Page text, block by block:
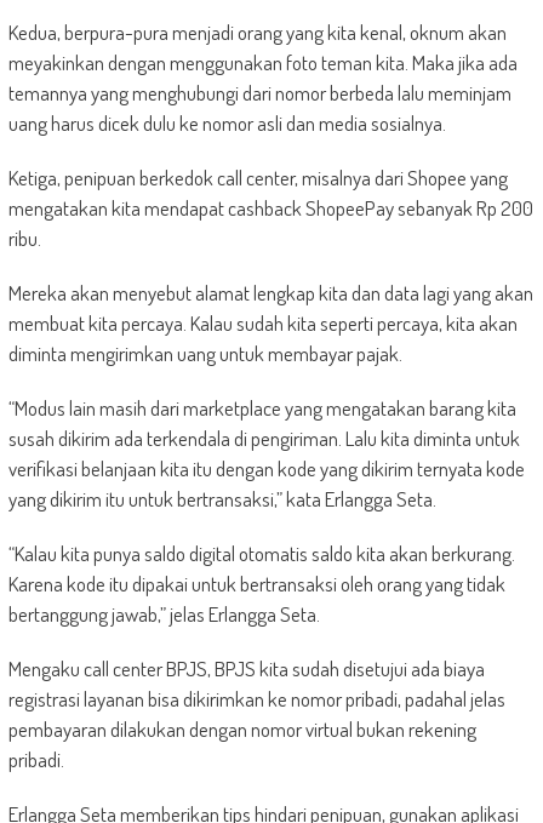
Kedua, berpura-pura menjadi orang yang kita kenal, oknum akan
meyakinkan dengan menggunakan foto teman kita. Maka jika ada
temannya yang menghubungi dari nomor berbeda lalu meminjam
uang harus dicek dulu ke nomor asli dan media sosialnya.
Ketiga, penipuan berkedok call center, misalnya dari Shopee yang
mengatakan kita mendapat cashback ShopeePay sebanyak Rp 200
ribu.
Mereka akan menyebut alamat lengkap kita dan data lagi yang akan
membuat kita percaya. Kalau sudah kita seperti percaya, kita akan
diminta mengirimkan uang untuk membayar pajak.
“Modus lain masih dari marketplace yang mengatakan barang kita
susah dikirim ada terkendala di pengiriman. Lalu kita diminta untuk
verifikasi belanjaan kita itu dengan kode yang dikirim ternyata kode
yang dikirim itu untuk bertransaksi,” kata Erlangga Seta.
“Kalau kita punya saldo digital otomatis saldo kita akan berkurang.
Karena kode itu dipakai untuk bertransaksi oleh orang yang tidak
bertanggung jawab,” jelas Erlangga Seta.
Mengaku call center BPJS, BPJS kita sudah disetujui ada biaya
registrasi layanan bisa dikirimkan ke nomor pribadi, padahal jelas
pembayaran dilakukan dengan nomor virtual bukan rekening
pribadi.
Erlangga Seta memberikan tips hindari penipuan, gunakan aplikasi